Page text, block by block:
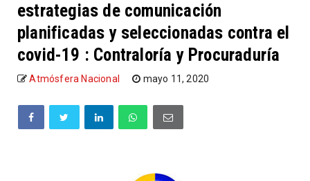
estrategias de comunicación
planificadas y seleccionadas contra el
covid-19 : Contraloría y Procuraduría
Atmósfera Nacional mayo 11, 2020